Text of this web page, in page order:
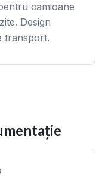
camioane
Design
transport.